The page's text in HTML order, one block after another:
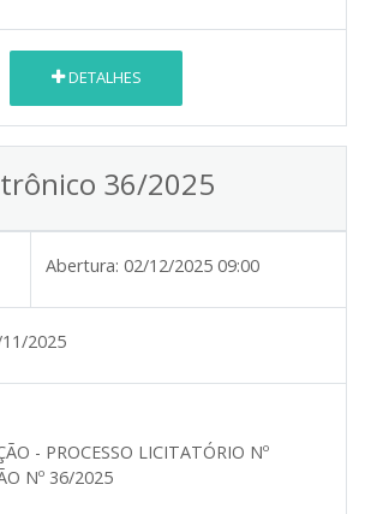
DETALHES
36/2025
Abertura: 02/12/2025 09:00
2025
- PROCESSO LICITATÓRIO Nº
Nº 36/2025